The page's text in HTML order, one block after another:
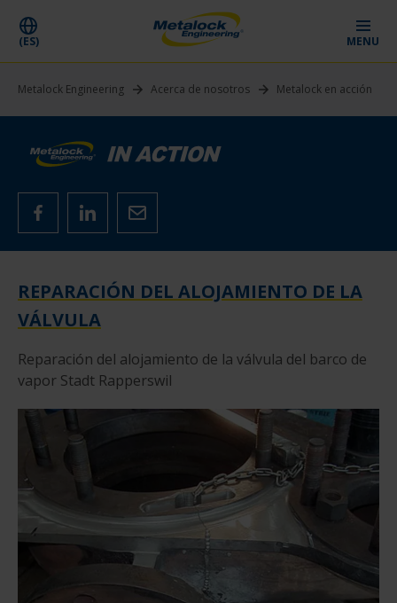
(ES) MENU
Metalock Engineering Acerca de nosotros Metalock en acción
REPARACIÓN DEL ALOJAMIENTO DE LA
VÁLVULA
Reparación del alojamiento de la válvula del barco de
vapor Stadt Rapperswil